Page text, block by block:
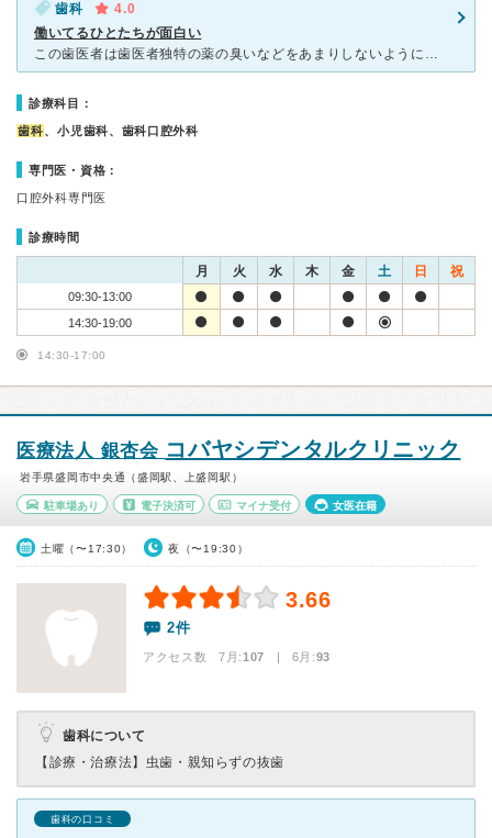
歯科
4.0
働いてるひとたちが面白い
この歯医者は歯医者独特の薬の臭いなどをあまりしないように気を使ってるそうで、歯医者の臭いが嫌いな私も嫌な思いをせずに居られる歯医者です。 予約しても少しは待ちますが、他の歯医者よりは早い方かな？と思
診療科目：
歯科、小児歯科、歯科口腔外科
専門医・資格：
口腔外科専門医
診療時間
月 火 水 木 金 土 日 祝
09:30-13:00
14:30-19:00
14:30-17:00
医療法人 銀杏会 コバヤシデンタルクリニック
岩手県盛岡市中央通（盛岡駅、上盛岡駅）
駐車場あり 電子決済可 マイナ受付 女医在籍
土曜（〜17:30） 夜（〜19:30）
3.66
2件
アクセス数 7月:107 | 6月:93
歯科について
【診療・治療法】 虫歯・親知らずの抜歯
歯科の口コミ